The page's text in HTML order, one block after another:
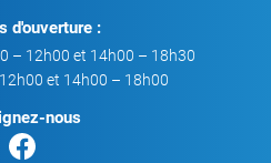
d'ouverture :
– 12h00 et 14h00 – 18h30
et 14h00 – 18h00
nous